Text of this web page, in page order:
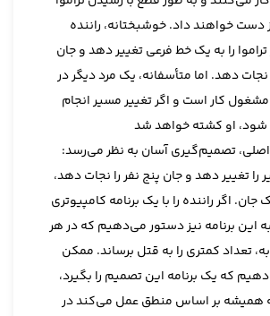
دست خواهند داد. خوشبختانه، راننده
را به یک خط فرعی تغییر دهد و جان
نجات دهد. اما متأسفانه، یک مرد دیگر در
کار است و اگر تغییر مسیر انجام
شود، او کشته خواهد شد
تصمیم‌گیری آسان به نظر می‌رسد:
را تغییر دهد و جان پنج نفر را نجات دهد،
اگر راننده را با یک برنامه کامپیوتری
این برنامه نیز دستور می‌دهیم که در هر
تعداد کمتری را به قتل برساند. ممکن
که یک برنامه این تصمیم را بگیرد،
همیشه بر اساس منطق عمل می‌کند در